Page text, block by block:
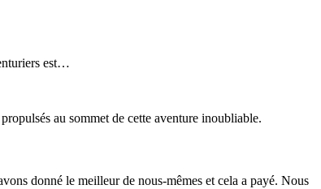
est…
au sommet de cette aventure inoubliable.
donné le meilleur de nous-mêmes et cela a payé. Nous